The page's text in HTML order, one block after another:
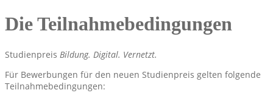
Die Teilnahmebedingungen
Studienpreis Bildung. Digital. Vernetzt.
Für Bewerbungen für den neuen Studienpreis gelten folgende
Teilnahmebedingungen: